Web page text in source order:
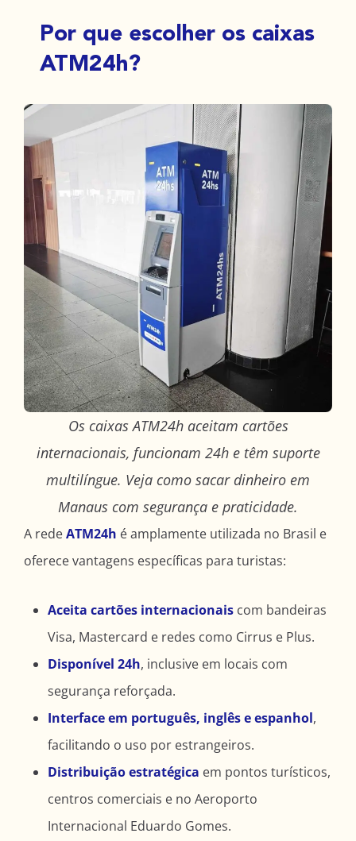
Por que escolher os caixas
ATM24h?
Os caixas ATM24h aceitam cartões
internacionais, funcionam 24h e têm suporte
multilíngue. Veja como sacar dinheiro em
Manaus com segurança e praticidade.
A redeATM24h é amplamente utilizada no Brasil e
oferece vantagens específicas para turistas:
Aceita cartões internacionais com bandeiras
Visa, Mastercard e redes como Cirrus e Plus.
Disponível 24h, inclusive em locais com
segurança reforçada.
Interface em português, inglês e espanhol,
facilitando o uso por estrangeiros.
Distribuição estratégica em pontos turísticos,
centros comerciais e no Aeroporto
Internacional Eduardo Gomes.